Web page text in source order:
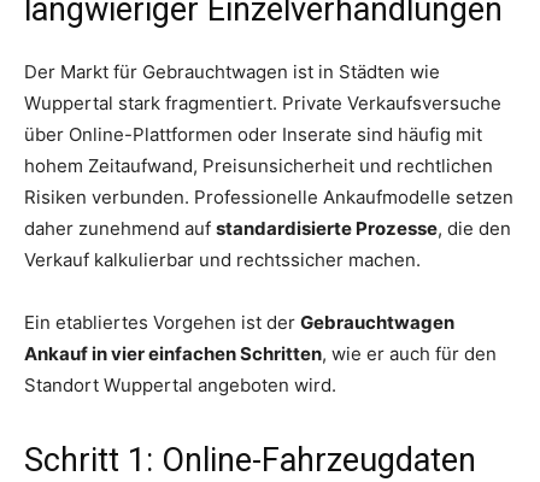
langwieriger Einzelverhandlungen
Der Markt für Gebrauchtwagen ist in Städten wie
Wuppertal stark fragmentiert. Private Verkaufsversuche
über Online-Plattformen oder Inserate sind häufig mit
hohem Zeitaufwand, Preisunsicherheit und rechtlichen
Risiken verbunden. Professionelle Ankaufmodelle setzen
daher zunehmend auf standardisierte Prozesse, die den
Verkauf kalkulierbar und rechtssicher machen.
Ein etabliertes Vorgehen ist der Gebrauchtwagen
Ankauf in vier einfachen Schritten, wie er auch für den
Standort Wuppertal angeboten wird.
Schritt 1: Online-Fahrzeugdaten